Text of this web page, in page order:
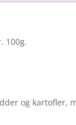
100g.
og kartofler,